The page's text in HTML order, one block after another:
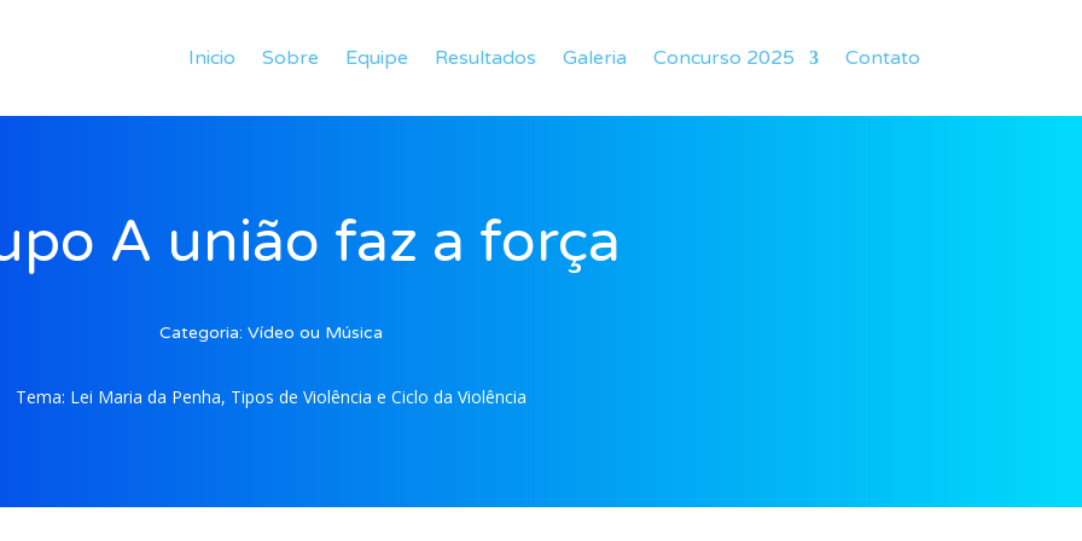
Inicio Sobre Equipe Resultados Galeria Concurso 2025 Contato
A união faz a força
Categoria: Vídeo ou Música
Tema: Lei Maria da Penha, Tipos de Violência e Ciclo da Violência